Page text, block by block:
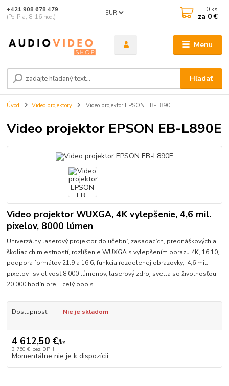
Menu
EUR
Hľadať
+421 908 678 479
(Po-Pia, 8-16 hod.)
0 ks
za 0 €
Úvod Video projektory Video projektor EPSON EB-L890E
Video projektor EPSON EB-L890E
Video projektor WUXGA, 4K vylepšenie, 4,6 mil.
pixelov, 8000 lúmen
Univerzálny laserový projektor do učební, zasadacích, prednáškových a
školiacich miestností, rozlíšenie WUXGA s vylepšením obrazu 4K, 16:10,
podpora formátov 21:9 a 16:6, funkcia rozdelenej obrazovky, 4,6 mil.
pixelov, svietivosť 8 000 lúmenov, laserový zdroj svetla so životnosťou
20 000 hodín pre... celý popis
Dostupnosť Nie je skladom
4 612,50 €/ks
3 750 € bez DPH
Momentálne nie je k dispozícii